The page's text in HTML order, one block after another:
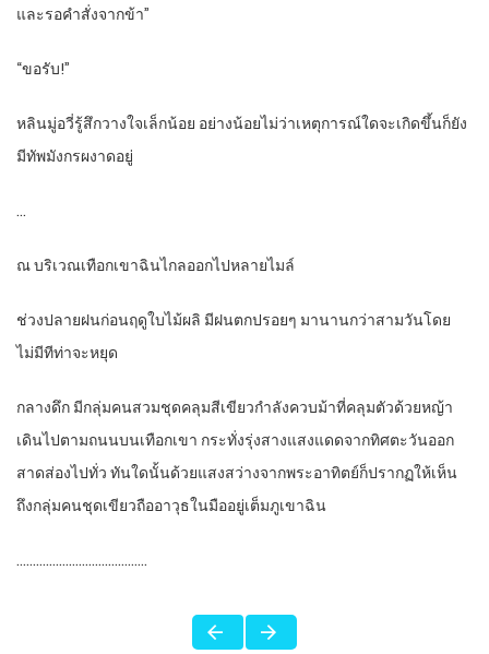
และรอคำสั่งจากข้า”
“ขอรับ!”
หลินมู่อวี่รู้สึกวางใจเล็กน้อย อย่างน้อยไม่ว่าเหตุการณ์ใดจะเกิดขึ้นก็ยัง
มีทัพมังกรผงาดอยู่
…
ณ บริเวณเทือกเขาฉินไกลออกไปหลายไมล์
ช่วงปลายฝนก่อนฤดูใบไม้ผลิ มีฝนตกปรอยๆ มานานกว่าสามวันโดย
ไม่มีทีท่าจะหยุด
กลางดึก มีกลุ่มคนสวมชุดคลุมสีเขียวกำลังควบม้าที่คลุมตัวด้วยหญ้า
เดินไปตามถนนบนเทือกเขา กระทั่งรุ่งสางแสงแดดจากทิศตะวันออก
สาดส่องไปทั่ว ทันใดนั้นด้วยแสงสว่างจากพระอาทิตย์ก็ปรากฏให้เห็น
ถึงกลุ่มคนชุดเขียวถืออาวุธในมืออยู่เต็มภูเขาฉิน
………………………………….